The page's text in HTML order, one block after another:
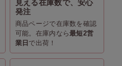
見える在庫数で、安心
発注
商品ページで在庫数を確認
可能。在庫内なら最短2営
業日 で出荷！